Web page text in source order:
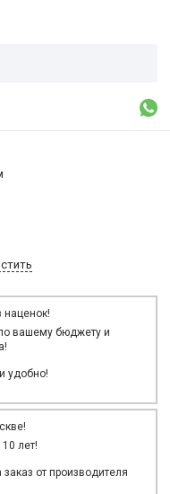
наценок!
вашему бюджету и
удобно!
лет!
от производителя